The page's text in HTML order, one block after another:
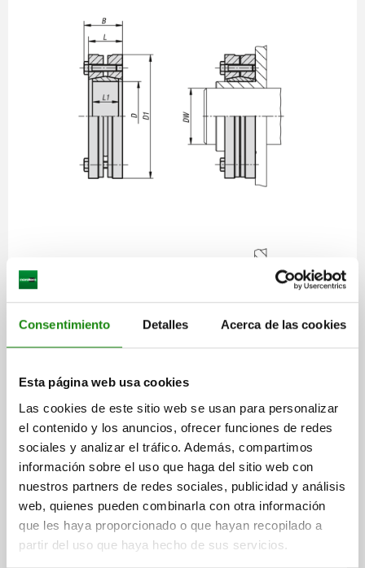
Consentimiento Detalles Acerca de las cookies
Esta página web usa cookies
Las cookies de este sitio web se usan para personalizar
el contenido y los anuncios, ofrecer funciones de redes
sociales y analizar el tráfico. Además, compartimos
información sobre el uso que haga del sitio web con
nuestros partners de redes sociales, publicidad y análisis
web, quienes pueden combinarla con otra información
que les haya proporcionado o que hayan recopilado a
partir del uso que haya hecho de sus servicios.
Descripción
MATERIAL
Acero inoxidable 1.4057.
VERSIÓN